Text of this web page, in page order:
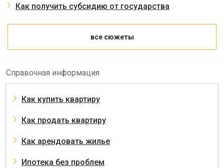
Как получить субсидию от государства
все сюжеты
Справочная информация
Как купить квартиру
Как продать квартиру
Как арендовать жилье
Ипотека без проблем